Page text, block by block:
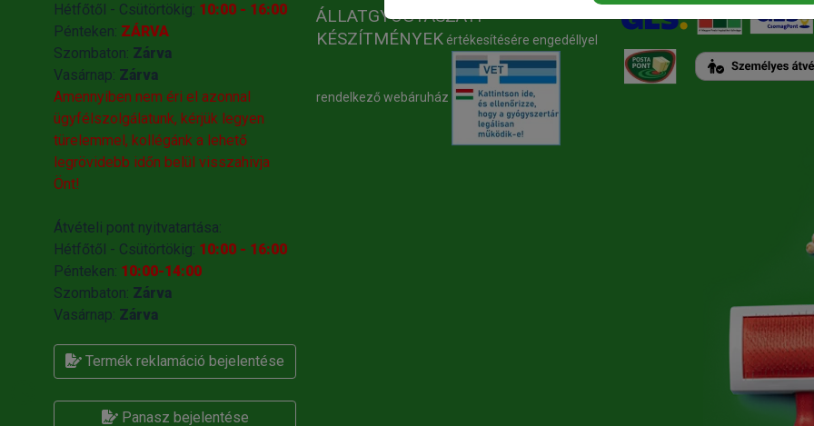
Hétfőtől - Csütörtökig: 10:00 - 16:00
Pénteken: ZÁRVA
Szombaton: Zárva
Vasárnap: Zárva
Amennyiben nem éri el azonnal
ügyfélszolgálatunk, kérjük legyen
türelemmel, kollégánk a lehető
legrövidebb időn belül visszahivja
Önt!
Átvételi pont nyitvatartása:
Hétfőtől - Csütörtökig: 10:00 - 16:00
Pénteken: 10:00-14:00
Szombaton: Zárva
Vasárnap: Zárva
Termék reklamáció bejelentése
Panasz bejelentése
ÁLLATGYÓGYÁSZATI
KÉSZÍTMÉNYEK értékesítésére engedéllyel
rendelkező webáruház